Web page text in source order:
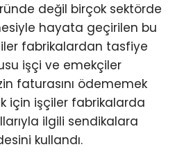
değil birçok sektörde
hayata geçirilen bu
fabrikalardan tasfiye
işçi ve emekçiler
faturasını ödememek
için işçiler fabrikalarda
ilgili sendikalara
kullandı.